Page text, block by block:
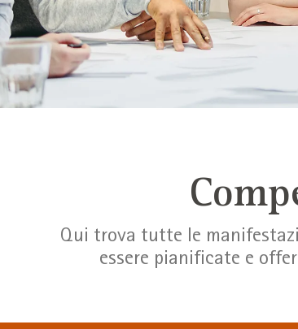
Qui trova tutte le
essere pianificate e